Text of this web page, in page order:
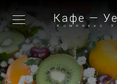
Кафе —
Комплекс